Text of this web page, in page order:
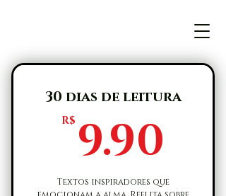
30 dias de leitura
R$ 9.90
Textos inspiradores que